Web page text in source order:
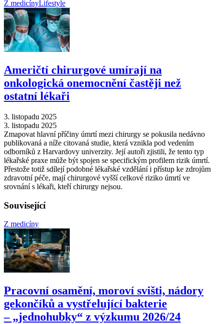
Z medicínyLifestyle
Američtí chirurgové umírají na
onkologická onemocnění častěji než
ostatní lékaři
3. listopadu 2025
3. listopadu 2025
Zmapovat hlavní příčiny úmrtí mezi chirurgy se pokusila nedávno
publikovaná a níže citovaná studie, která vznikla pod vedením
odborníků z Harvardovy univerzity. Její autoři zjistili, že tento typ
lékařské praxe může být spojen se specifickým profilem rizik úmrtí.
Přestože totiž sdílejí podobné lékařské vzdělání i přístup ke zdrojům
zdravotní péče, mají chirurgové vyšší celkové riziko úmrtí ve
srovnání s lékaři, kteří chirurgy nejsou.
Související
Z medicíny
Pracovní osamění, moroví svišti, nádory
gekončíků a vystřelující bakterie
–⁠ „jednohubky“ z výzkumu 2026/24